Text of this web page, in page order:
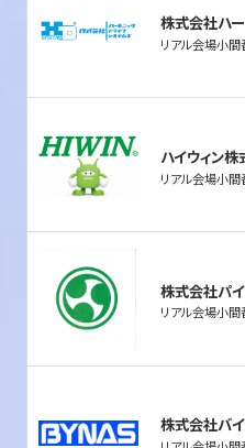
株式会社ハー
リアル会場小
ハイウィン
リアル会場小
株式会社パ
リアル会場小
株式会社バ